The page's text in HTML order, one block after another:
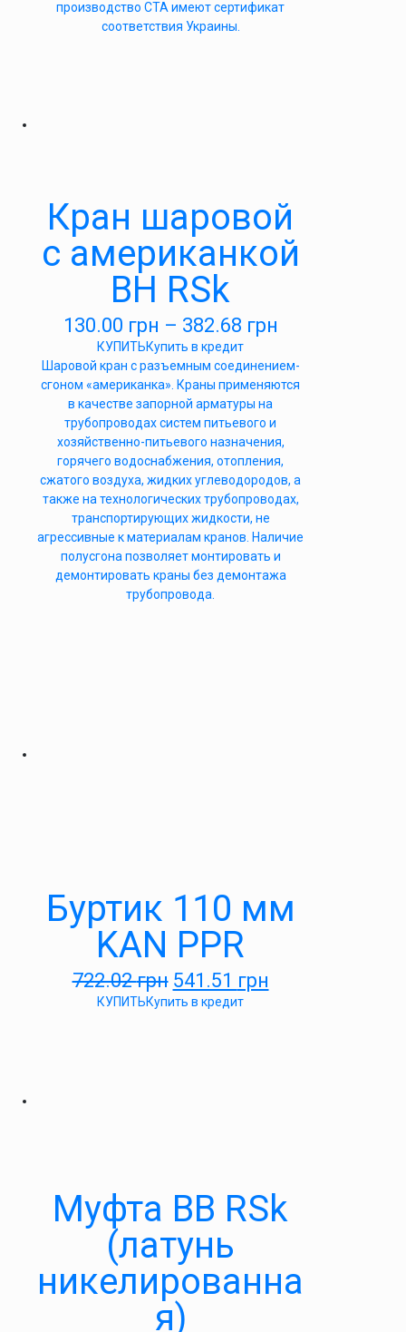
производство СТА имеют сертификат
соответствия Украины.
Кран шаровой
с американкой
ВН RSk
130.00 грн – 382.68 грн
КУПИТЬКупить в кредит
Шаровой кран с разъемным соединением-
сгоном «американка». Краны применяются
в качестве запорной арматуры на
трубопроводах систем питьевого и
хозяйственно-питьевого назначения,
горячего водоснабжения, отопления,
сжатого воздуха, жидких углеводородов, а
также на технологических трубопроводах,
транспортирующих жидкости, не
агрессивные к материалам кранов. Наличие
полусгона позволяет монтировать и
демонтировать краны без демонтажа
трубопровода.
Буртик 110 мм
KAN PPR
722.02грн 541.51 грн
КУПИТЬКупить в кредит
Муфта ВВ RSk
(латунь
никелированна
я)